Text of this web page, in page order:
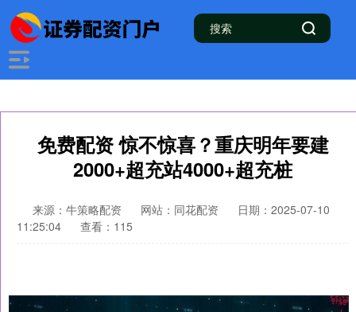
免费配资 惊不惊喜？重庆明年要建
2000+超充站4000+超充桩
来源：牛策略配资 网站：同花配资
日期：2025-07-10
11:25:04
查看：115